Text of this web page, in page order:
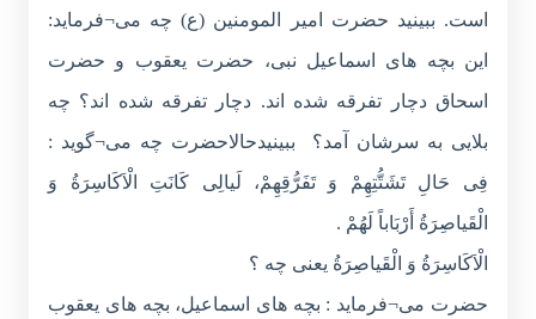
است. ببینید حضرت امیر المومنین (ع) چه می¬فرماید:
این بچه های اسماعیل نبی، حضرت یعقوب و حضرت
اسحاق دچار تفرقه شده اند. دچار تفرقه شده اند؟ چه
بلایی به سرشان آمد؟ ببینیدحالاحضرت چه می¬گوید :
فِی حَالِ تَشَتُّتِهِمْ وَ تَفَرُّقِهِمْ، لَیالِی كَانَتِ الْاَكَاسِرَةُ وَ
الْقَیاصِرَةُ أَرْبَاباً لَهُمْ .
الْاَكَاسِرَةُ وَ الْقَیاصِرَةُ یعنی چه ؟
حضرت می¬فرماید : بچه های اسماعیل، بچه های یعقوب